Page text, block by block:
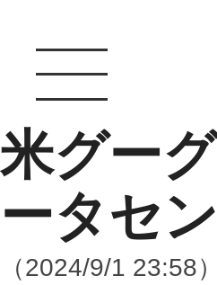
米グー
ータセ
（2024/9/1 23:58）